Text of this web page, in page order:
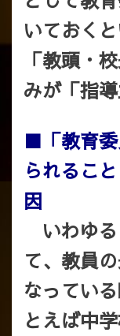
いておく
「教頭・
みが「指
■「教育
られるこ
因
いわゆる
て、教員
なってい
とえば中